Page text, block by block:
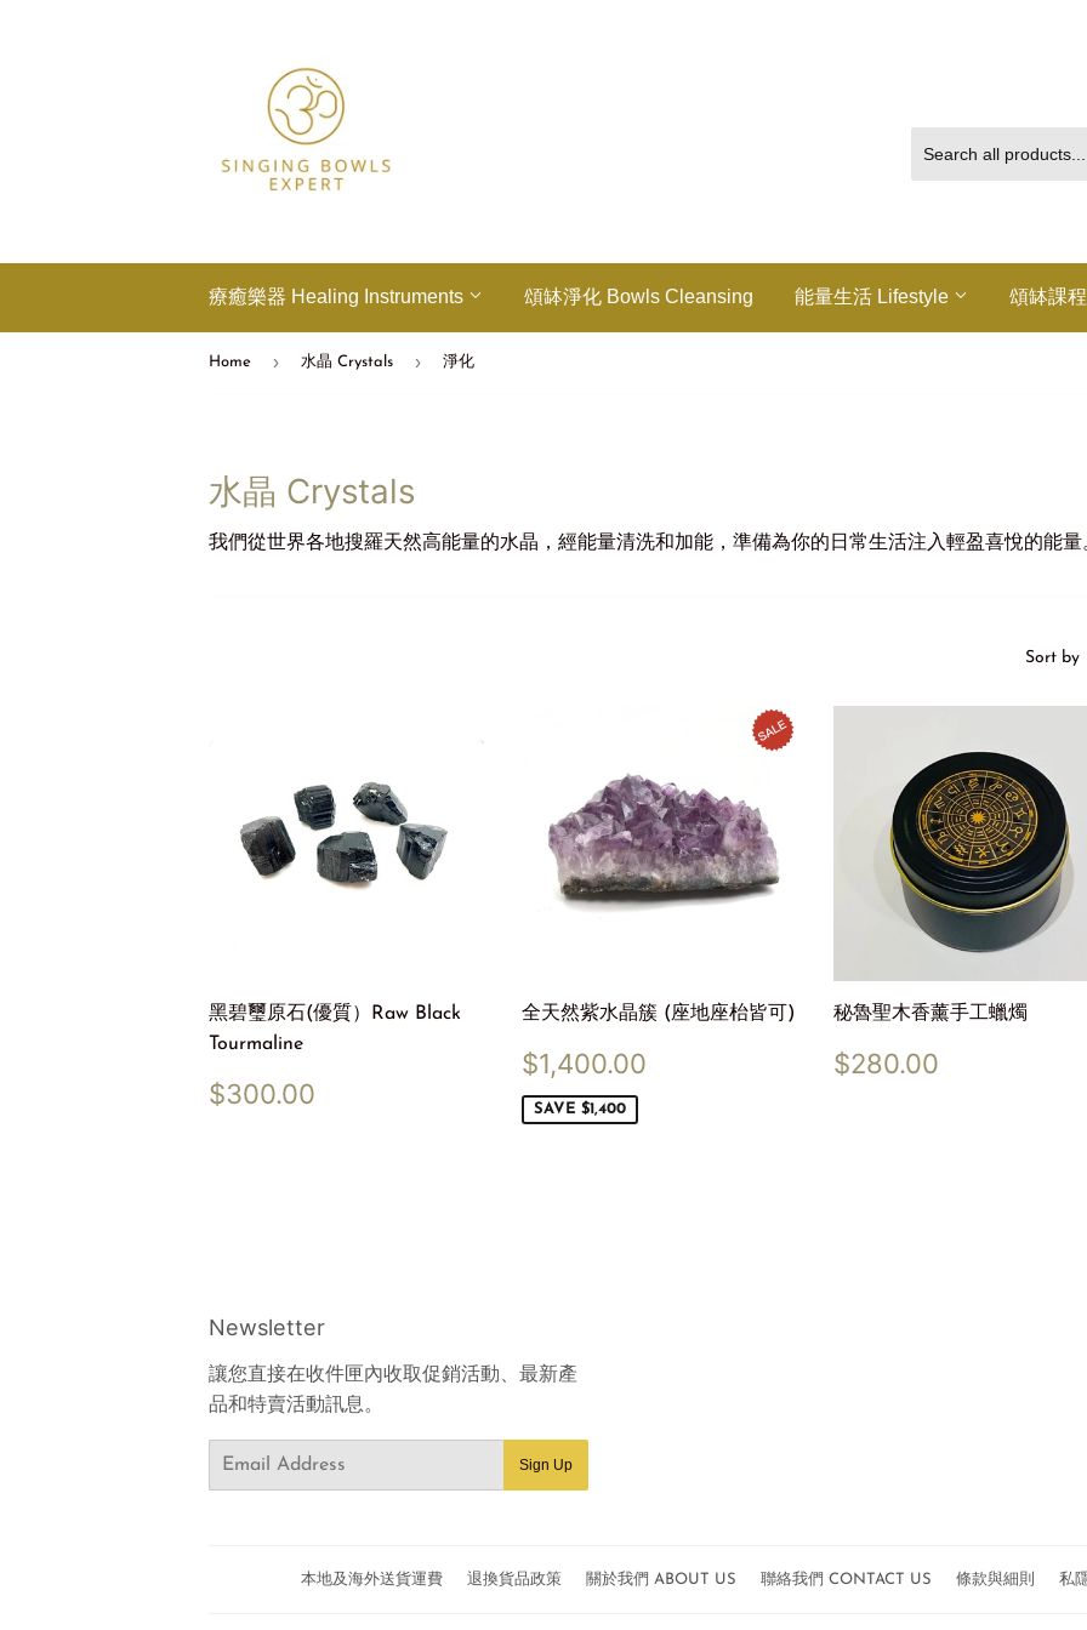
療癒樂器 Healing Instruments 頌缽淨化 Bowls Cleansing 能量生活 Lifestyle 頌缽課
Home › 水晶 Crystals › 淨化
水晶 Crystals
我們從世界各地搜羅天然高能量的水晶，經能量清洗和加能，準備為你的日常生活注入輕盈喜悅的能量
Sort by
黑碧璽原石(優質）Raw Black
Tourmaline
Regular
price
$300.00
全天然紫水晶簇 (座地座枱皆可)
Sale
price
$1,400.00
SAVE $1,400
秘魯聖木香薰手工蠟燭
Regular
price
$280.00
Newsletter
讓您直接在收件匣內收取促銷活動、最新產
品和特賣活動訊息。
Email
Sign Up
本地及海外送貨運費 退換貨品政策 關於我們 ABOUT US 聯絡我們 CONTACT US 條款與細則 私